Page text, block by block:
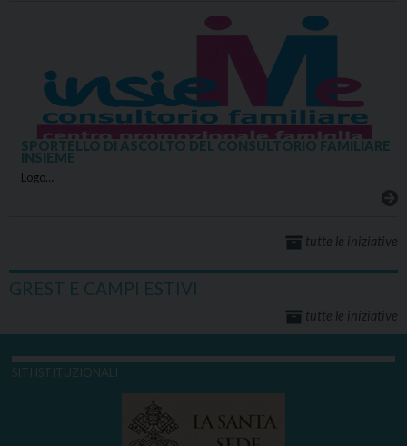
SPORTELLO DI ASCOLTO DEL CONSULTORIO FAMILIARE
INSIEME
Logo…
tutte le iniziative
GREST E CAMPI ESTIVI
tutte le iniziative
SITI ISTITUZIONALI